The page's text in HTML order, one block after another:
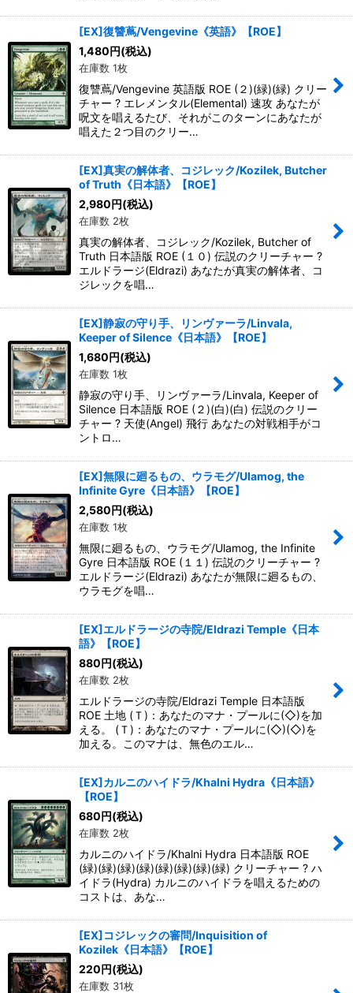
[EX]復讐蔦/Vengevine《英語》【ROE】
1,480円(税込)
在庫数 1枚
復讐蔦/Vengevine 英語版 ROE (２)(緑)(緑) クリー
チャー ? エレメンタル(Elemental) 速攻 あなたが
呪文を唱えるたび、それがこのターンにあなたが
唱えた２つ目のクリー…
[EX]真実の解体者、コジレック/Kozilek, Butcher
of Truth《日本語》【ROE】
2,980円(税込)
在庫数 2枚
真実の解体者、コジレック/Kozilek, Butcher of
Truth 日本語版 ROE (１０) 伝説のクリーチャー ?
エルドラージ(Eldrazi) あなたが真実の解体者、コ
ジレックを唱…
[EX]静寂の守り手、リンヴァーラ/Linvala,
Keeper of Silence《日本語》【ROE】
1,680円(税込)
在庫数 1枚
静寂の守り手、リンヴァーラ/Linvala, Keeper of
Silence 日本語版 ROE (２)(白)(白) 伝説のクリー
チャー ? 天使(Angel) 飛行 あなたの対戦相手がコ
ントロ…
[EX]無限に廻るもの、ウラモグ/Ulamog, the
Infinite Gyre《日本語》【ROE】
2,580円(税込)
在庫数 1枚
無限に廻るもの、ウラモグ/Ulamog, the Infinite
Gyre 日本語版 ROE (１１) 伝説のクリーチャー ?
エルドラージ(Eldrazi) あなたが無限に廻るもの、
ウラモグを唱…
[EX]エルドラージの寺院/Eldrazi Temple《日本
語》【ROE】
880円(税込)
在庫数 2枚
エルドラージの寺院/Eldrazi Temple 日本語版
ROE 土地 (Ｔ)：あなたのマナ・プールに(◇)を加
える。 (Ｔ)：あなたのマナ・プールに(◇)(◇)を
加える。このマナは、無色のエル…
[EX]カルニのハイドラ/Khalni Hydra《日本語》
【ROE】
680円(税込)
在庫数 2枚
カルニのハイドラ/Khalni Hydra 日本語版 ROE
(緑)(緑)(緑)(緑)(緑)(緑)(緑)(緑) クリーチャー ? ハ
イドラ(Hydra) カルニのハイドラを唱えるための
コストは、あな…
[EX]コジレックの審問/Inquisition of
Kozilek《日本語》【ROE】
220円(税込)
在庫数 31枚